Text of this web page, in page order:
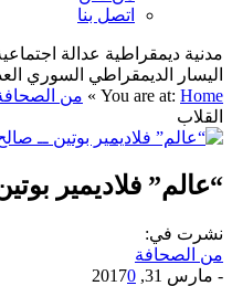
اتصل بنا
مدنية ديمقراطية عدالة
اليسار الديمقراطي السوري العدد 1250 الأحد 09/01/
You are at: Home
» من
القلاب
“عالم” فلاديمير
نشرت في:
من الصحافة
- مارس 31, 2017 0